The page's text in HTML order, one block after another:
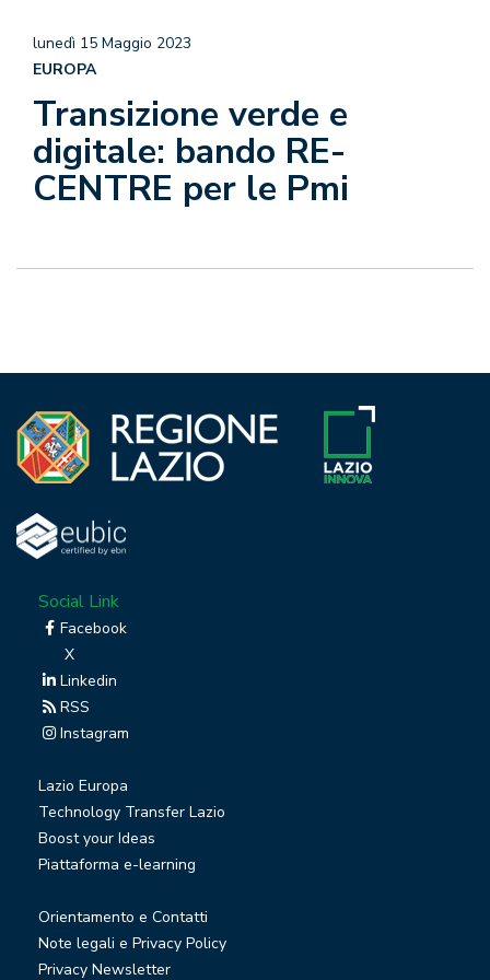
Transizione verde e
digitale: bando RE-
CENTRE per le Pmi
lunedì 15 Maggio 2023
EUROPA
Social Link
Facebook
X
Linkedin
RSS
Instagram
Lazio Europa
Technology Transfer Lazio
Boost your Ideas
Piattaforma e-learning
Orientamento e Contatti
Note legali e Privacy Policy
Privacy Newsletter